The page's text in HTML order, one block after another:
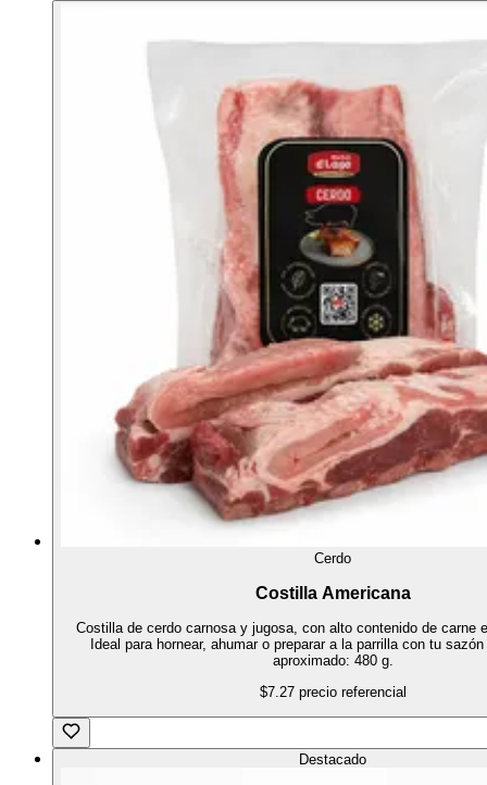
Cerdo
Costilla Americana
Costilla de cerdo carnosa y jugosa, con alto contenido de carne
Ideal para hornear, ahumar o preparar a la parrilla con tu
aproximado: 480 g.
$7.27 precio referencial
Destacado